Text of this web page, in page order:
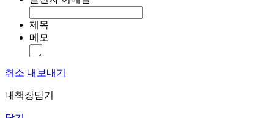
제목
메모
취소 내보내기
내책장담기